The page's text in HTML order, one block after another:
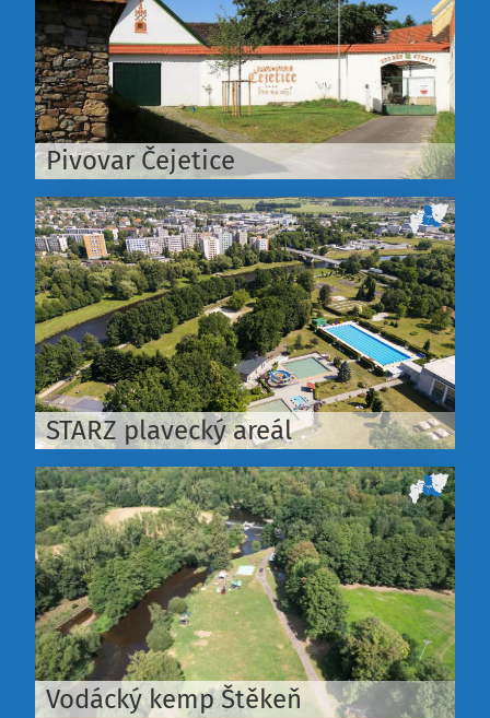
Pivovar Čejetice
STARZ plavecký areál
Vodácký kemp Štěkeň